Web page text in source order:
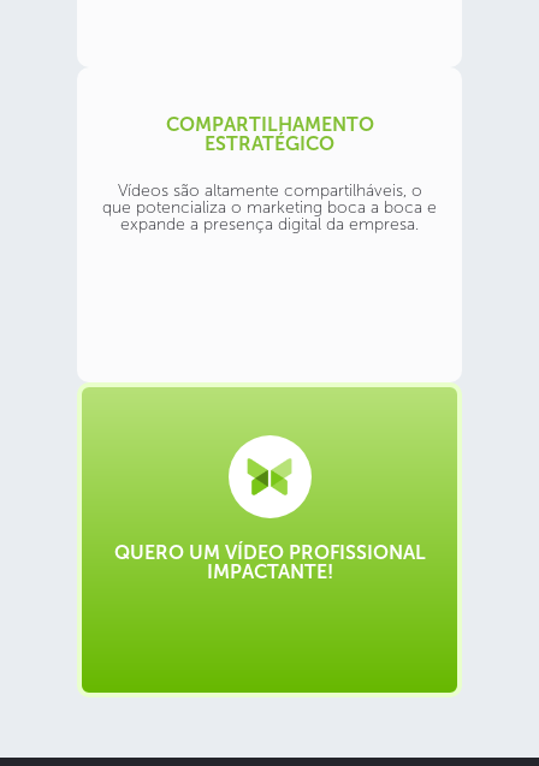
COMPARTILHAMENTO
ESTRATÉGICO
Vídeos são altamente compartilháveis, o
que potencializa o marketing boca a boca e
expande a presença digital da empresa.
QUERO UM VÍDEO PROFISSIONAL
IMPACTANTE!